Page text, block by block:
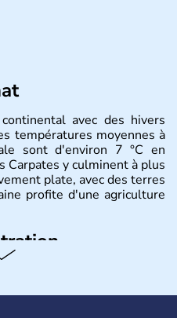
avec des hivers
températures moyennes à
sont d'environ 7 °C en
Carpates y culminent à plus
plate, avec des terres
profite d'une agriculture
s'appelle Kiev et